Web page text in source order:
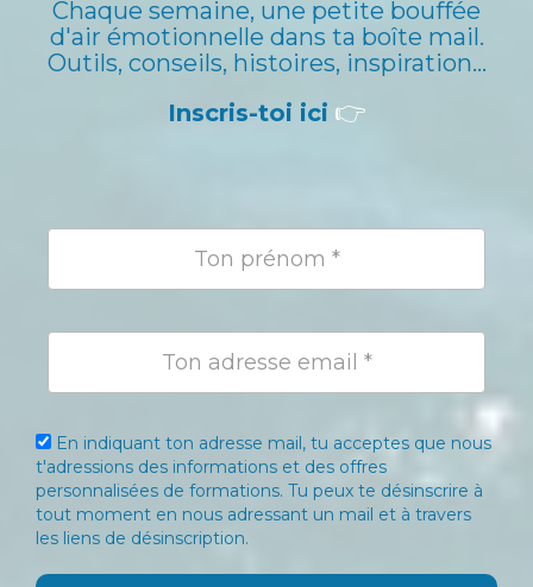
Chaque semaine, une petite bouffée
d'air émotionnelle dans ta boîte mail.
Outils, conseils, histoires, inspiration...
Inscris-toi ici 👉
En indiquant ton adresse mail, tu acceptes que nous
t'adressions des informations et des offres
personnalisées de formations. Tu peux te désinscrire à
tout moment en nous adressant un mail et à travers
les liens de désinscription.